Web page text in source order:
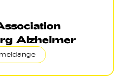
Alzheimer